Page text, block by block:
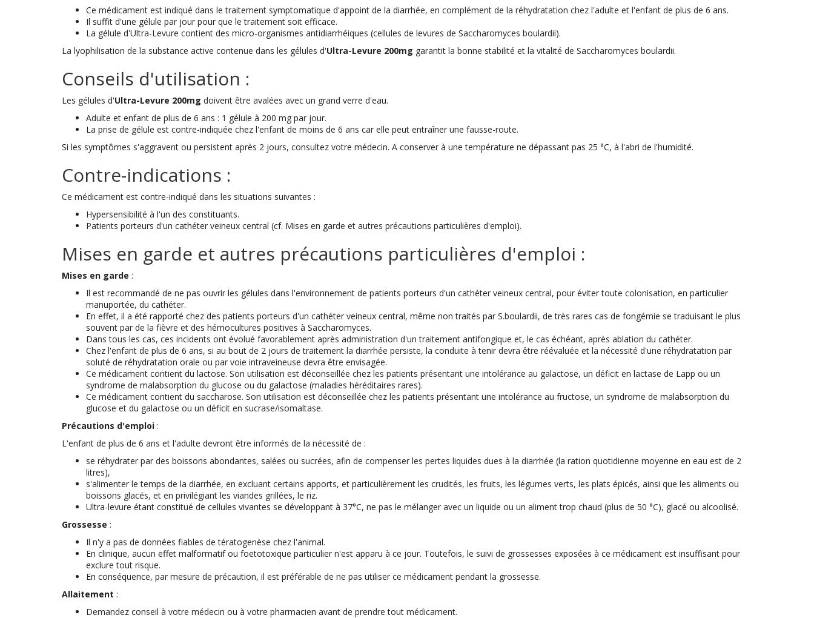
Ce médicament est indiqué dans le traitement symptomatique d'appoint de la diarrhée, en complément de la réhydratation chez l'adulte et l'enfant de plus de 6 ans.
Il suffit d'une gélule par jour pour que le traitement soit efficace.
La gélule d'Ultra-Levure contient des micro-organismes antidiarrhéiques (cellules de levures de Saccharomyces boulardii).
La lyophilisation de la substance active contenue dans les gélules d'Ultra-Levure 200mg garantit la bonne stabilité et la vitalité de Saccharomyces boulardii.
Conseils d'utilisation :
Les gélules d'Ultra-Levure 200mg doivent être avalées avec un grand verre d'eau.
Adulte et enfant de plus de 6 ans : 1 gélule à 200 mg par jour.
La prise de gélule est contre-indiquée chez l'enfant de moins de 6 ans car elle peut entraîner une fausse-route.
Si les symptômes s'aggravent ou persistent après 2 jours, consultez votre médecin. A conserver à une température ne dépassant pas 25 °C, à l'abri de l'humidité.
Contre-indications :
Ce médicament est contre-indiqué dans les situations suivantes :
Hypersensibilité à l'un des constituants.
Patients porteurs d'un cathéter veineux central (cf. Mises en garde et autres précautions particulières d'emploi).
Mises en garde et autres précautions particulières d'emploi :
Mises en garde :
Il est recommandé de ne pas ouvrir les gélules dans l'environnement de patients porteurs d'un cathéter veineux central, pour éviter toute colonisation, en particulier
manuportée, du cathéter.
En effet, il a été rapporté chez des patients porteurs d'un cathéter veineux central, même non traités par S.boulardii, de très rares cas de fongémie se traduisant le plus
souvent par de la fièvre et des hémocultures positives à Saccharomyces.
Dans tous les cas, ces incidents ont évolué favorablement après administration d'un traitement antifongique et, le cas échéant, après ablation du cathéter.
Chez l'enfant de plus de 6 ans, si au bout de 2 jours de traitement la diarrhée persiste, la conduite à tenir devra être réévaluée et la nécessité d'une réhydratation par
soluté de réhydratation orale ou par voie intraveineuse devra être envisagée.
Ce médicament contient du lactose. Son utilisation est déconseillée chez les patients présentant une intolérance au galactose, un déficit en lactase de Lapp ou un
syndrome de malabsorption du glucose ou du galactose (maladies héréditaires rares).
Ce médicament contient du saccharose. Son utilisation est déconseillée chez les patients présentant une intolérance au fructose, un syndrome de malabsorption du
glucose et du galactose ou un déficit en sucrase/isomaltase.
Précautions d'emploi :
L'enfant de plus de 6 ans et l'adulte devront être informés de la nécessité de :
se réhydrater par des boissons abondantes, salées ou sucrées, afin de compenser les pertes liquides dues à la diarrhée (la ration quotidienne moyenne en eau est de 2
litres),
s'alimenter le temps de la diarrhée, en excluant certains apports, et particulièrement les crudités, les fruits, les légumes verts, les plats épicés, ainsi que les aliments ou
boissons glacés, et en privilégiant les viandes grillées, le riz.
Ultra-levure étant constitué de cellules vivantes se développant à 37°C, ne pas le mélanger avec un liquide ou un aliment trop chaud (plus de 50 °C), glacé ou alcoolisé.
Grossesse :
Il n'y a pas de données fiables de tératogenèse chez l'animal.
En clinique, aucun effet malformatif ou foetotoxique particulier n'est apparu à ce jour. Toutefois, le suivi de grossesses exposées à ce médicament est insuffisant pour
exclure tout risque.
En conséquence, par mesure de précaution, il est préférable de ne pas utiliser ce médicament pendant la grossesse.
Allaitement :
Demandez conseil à votre médecin ou à votre pharmacien avant de prendre tout médicament.